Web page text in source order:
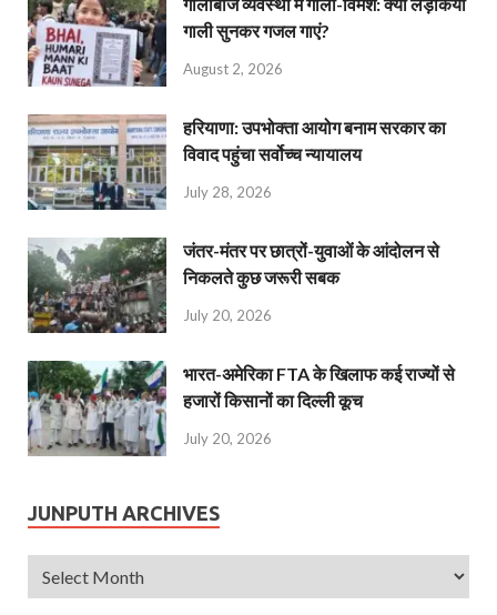
गाली सुनकर गजल गाएं?
August 2, 2026
हरियाणा: उपभोक्ता आयोग बनाम सरकार का
विवाद पहुंचा सर्वोच्च न्यायालय
July 28, 2026
जंतर-मंतर पर छात्रों-युवाओं के आंदोलन से
निकलते कुछ जरूरी सबक
July 20, 2026
भारत-अमेरिका FTA के खिलाफ कई राज्यों से
हजारों किसानों का दिल्ली कूच
July 20, 2026
JUNPUTH ARCHIVES